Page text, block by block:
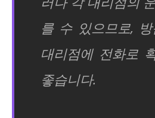
를 수 있으므로,
대리점에 전화로
좋습니다.